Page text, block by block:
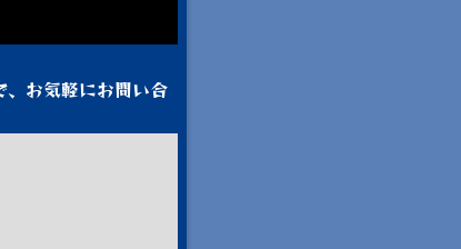
お気軽にお問い合